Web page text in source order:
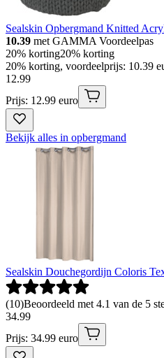
Sealskin Opbergmand Knitted
10.39 met GAMMA Voordeelpas
20% korting20% korting
20% korting, voordeelprijs: 10.39
12.99
Prijs: 12.99 euro
Bekijk alles in opbergmand
Sealskin Douchegordijn Coloris
(10)Beoordeeld met 4.1 van de 5
34.99
Prijs: 34.99 euro